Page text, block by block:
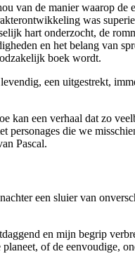
van de manier waarop de
was
hart onderzocht, de
en het belang van
boek wordt.
een uitgestrekt,
kan een verhaal dat zo
personages die we
Pascal.
een sluier van
en mijn begrip
of de eenvoudige,